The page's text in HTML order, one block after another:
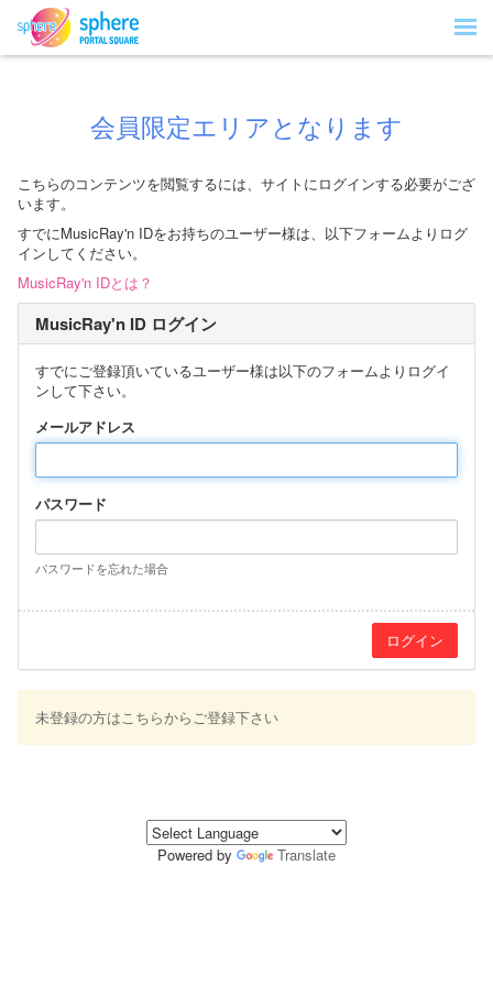
会員限定エリアとなります
こちらのコンテンツを閲覧するには、サイトにログインする必要がござ
います。
すでにMusicRay'n IDをお持ちのユーザー様は、以下フォームよりログ
インしてください。
MusicRay'n IDとは？
MusicRay'n ID ログイン
すでにご登録頂いているユーザー様は以下のフォームよりログイ
ンして下さい。
メールアドレス
パスワード
パスワードを忘れた場合
未登録の方はこちらからご登録下さい
Powered by Translate